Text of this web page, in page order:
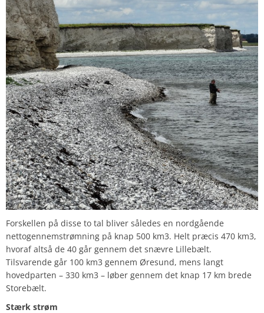
Forskellen på disse to tal bliver således en nordgående
nettogennemstrømning på knap 500 km3. Helt præcis 470 km3,
hvoraf altså de 40 går gennem det snævre Lillebælt.
Tilsvarende går 100 km3 gennem Øresund, mens langt
hovedparten – 330 km3 – løber gennem det knap 17 km brede
Storebælt.
Stærk strøm